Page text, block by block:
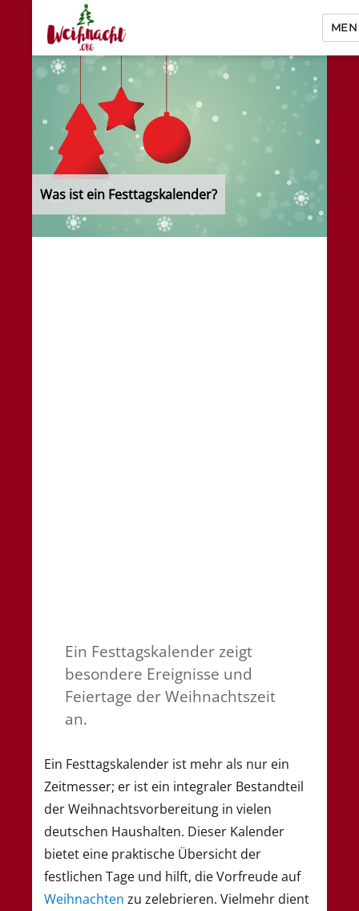
Weihnacht.org
Was ist ein Festtagskalender?
Ein Festtagskalender zeigt
besondere Ereignisse und
Feiertage der Weihnachtszeit
an.
Ein Festtagskalender ist mehr als nur ein
Zeitmesser; er ist ein integraler Bestandteil
der Weihnachtsvorbereitung in vielen
deutschen Haushalten. Dieser Kalender
bietet eine praktische Übersicht der
festlichen Tage und hilft, die Vorfreude auf
Weihnachten zu zelebrieren. Vielmehr dient